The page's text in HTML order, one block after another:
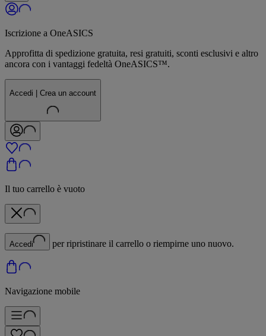
Iscrizione a OneASICS
Approfitta di spedizione gratuita, resi gratuiti, sconti esclusivi e altro
ancora con i vantaggi fedeltà OneASICS™.
Accedi | Crea un account
Il tuo carrello è vuoto
Accedi per ripristinare il carrello o riempirne uno nuovo.
Navigazione mobile